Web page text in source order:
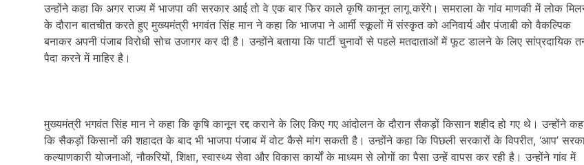
उन्होंने कहा कि अगर राज्य में भाजपा की सरकार आई तो वे एक बार फिर काले कृषि कानून लागू करेंगे। समराला के गांव माणकी में लोक
के दौरान बातचीत करते हुए मुख्यमंत्री भगवंत सिंह मान ने कहा कि भाजपा ने आर्मी स्कूलों में संस्कृत को अनिवार्य और पंजाबी को वैकल्पिक
बनाकर अपनी पंजाब विरोधी सोच उजागर कर दी है। उन्होंने बताया कि पार्टी चुनावों से पहले मतदाताओं में फूट डालने के लिए सांप्रदायिक
पैदा करने में माहिर है।
मुख्यमंत्री भगवंत सिंह मान ने कहा कि कृषि कानून रद्द कराने के लिए किए गए आंदोलन के दौरान सैकड़ों किसान शहीद हो गए थे। उन्होंने
कि सैकड़ों किसानों की शहादत के बाद भी भाजपा पंजाब में वोट कैसे मांग सकती है। उन्होंने कहा कि पिछली सरकारों के विपरीत, ‘आप’
कल्याणकारी योजनाओं, नौकरियों, शिक्षा, स्वास्थ्य सेवा और विकास कार्यों के माध्यम से लोगों का पैसा उन्हें वापस कर रही है। उन्होंने गांव में